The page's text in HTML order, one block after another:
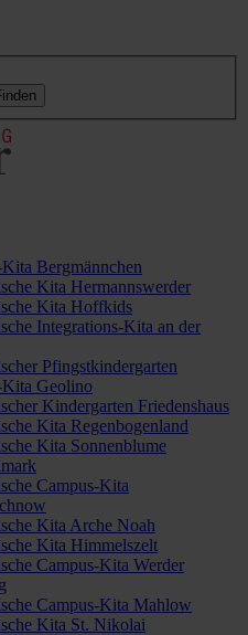
Bergmännchen
Kita Hermannswerder
Kita Hoffkids
Integrations-Kita an der
Pfingstkindergarten
Kita Geolino
Kindergarten Friedenshaus
Kita Regenbogenland
Kita Sonnenblume
Campus-Kita
Kita Arche Noah
Kita Himmelszelt
Campus-Kita Werder
Campus-Kita Mahlow
Kita St. Nikolai